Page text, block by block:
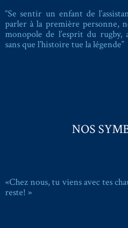
“Se sentir un enfant de
parler à la première personne,
monopole de l’esprit du
sans que l’histoire tue la légende”
NOS
«Chez nous, tu viens avec tes
reste! »